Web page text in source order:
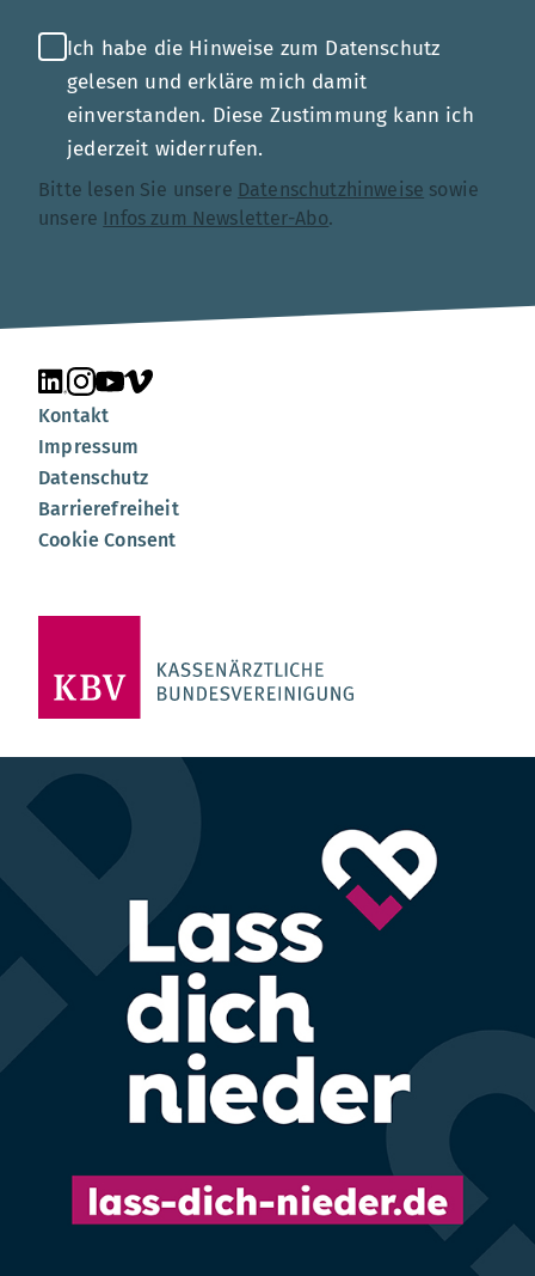
Ich habe die Hinweise zum Datenschutz
gelesen und erkläre mich damit
einverstanden. Diese Zustimmung kann ich
jederzeit widerrufen.
Bitte lesen Sie unsere Datenschutzhinweise sowie
unsere Infos zum Newsletter-Abo.
Unsere Seite auf LinkedIn
Unsere Seite auf Instagram
Unsere Seite auf YouTube
Unsere Seite auf Vimeo
Kontakt
Impressum
Datenschutz
Barrierefreiheit
Cookie Consent